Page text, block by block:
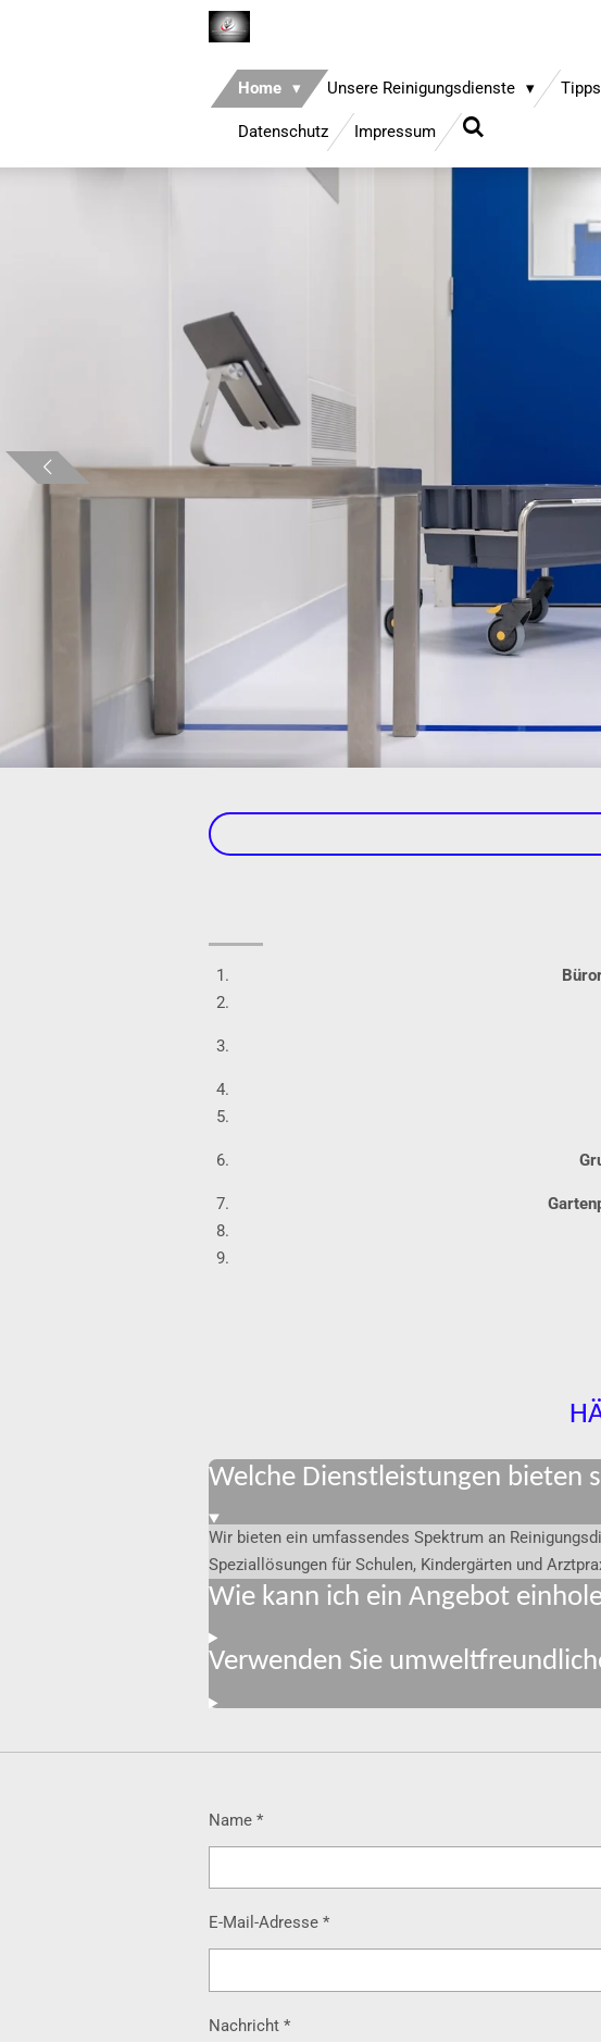
Home Unsere Reinigungsdienste
Datenschutz Impressum
Welche Dienstleistungen bieten
Wir bieten ein umfassendes Spektrum an
Speziallösungen für Schulen, Kindergärten und
Wie kann ich ein Angebot
Verwenden Sie
Name *
E-Mail-Adresse *
Nachricht *